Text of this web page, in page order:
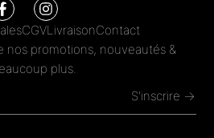
CGVLivraisonContact
nos promotions, nouveautés &
plus.
S'inscrire →